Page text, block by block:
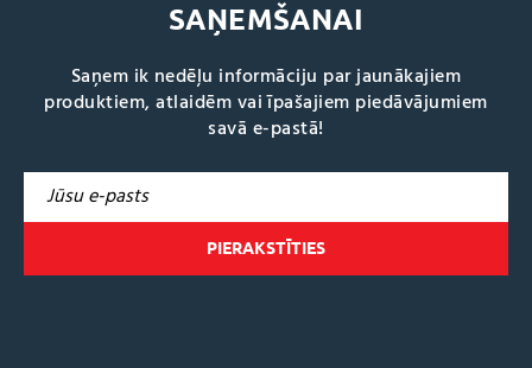
SAŅEMŠANAI
Saņem ik nedēļu informāciju par jaunākajiem
produktiem, atlaidēm vai īpašajiem piedāvājumiem
savā e-pastā!